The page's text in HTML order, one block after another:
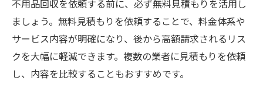
不用品回収を依頼する前に、必ず無料見積もりを活用し
ましょう。無料見積もりを依頼することで、料金体系や
サービス内容が明確になり、後から高額請求されるリス
クを大幅に軽減できます。複数の業者に見積もりを依頼
し、内容を比較することもおすすめです。